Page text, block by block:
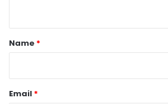
*
Name *
Email *